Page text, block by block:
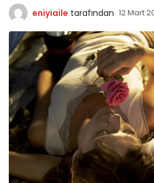
eniyiaile tarafından 12 Mart